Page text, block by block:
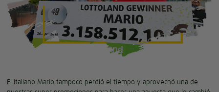
El italiano Mario tampoco perdió el tiempo y aprovechó una de